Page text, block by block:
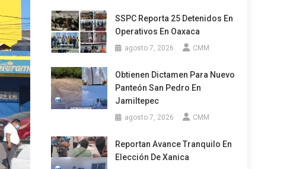
SSPC Reporta 25 Detenidos En
Operativos En Oaxaca
agosto 7, 2026 CMM
Obtienen Dictamen Para Nuevo
Panteón San Pedro En
Jamiltepec
agosto 7, 2026 CMM
Reportan Avance Tranquilo En
Elección De Xanica